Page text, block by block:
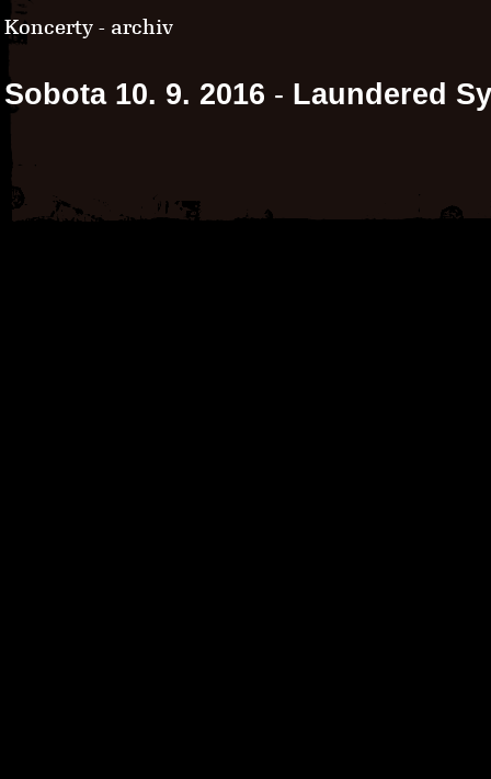
Koncerty - archiv
Sobota 10. 9. 2016 - Laundered